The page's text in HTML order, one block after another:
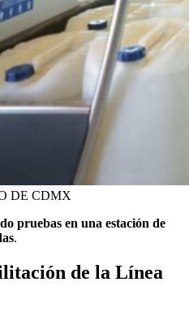
DE CDMX
pruebas en una estación de
.
de la Línea